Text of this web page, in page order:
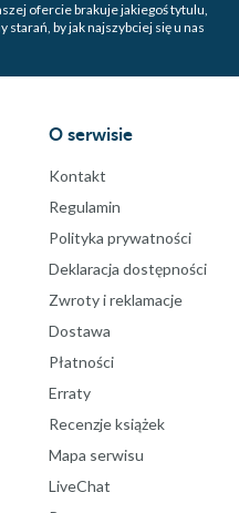
ofercie brakuje jakiegoś tytulu,
starań, by jak najszybciej się u nas
O serwisie
Kontakt
Regulamin
Polityka prywatności
Deklaracja dostępności
Zwroty i reklamacje
Dostawa
Płatności
Erraty
Recenzje książek
Mapa serwisu
LiveChat